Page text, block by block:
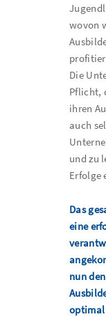
wovon
Die
Pflicht,
ihren
auch
und zu
Erfolge
Das
eine
nun
optimal